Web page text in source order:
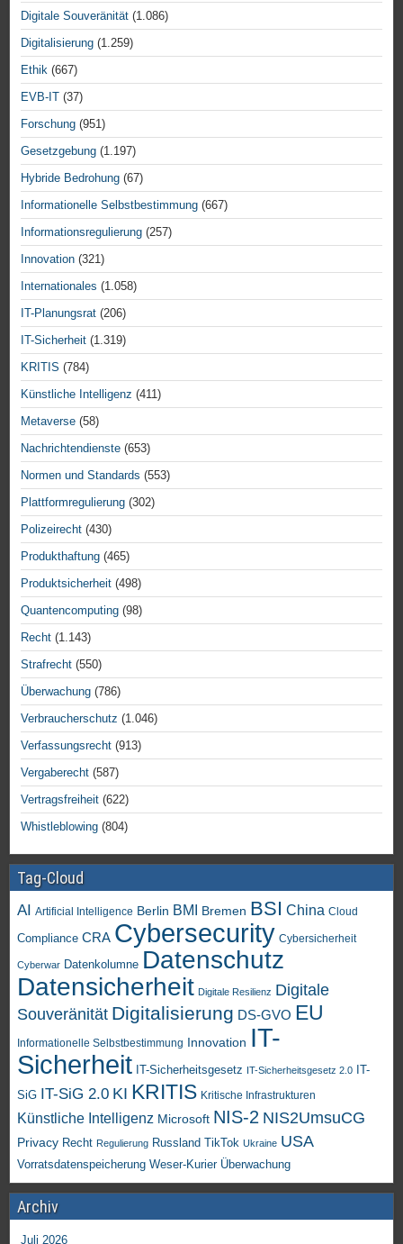
Digitale Souveränität (1.086)
Digitalisierung (1.259)
Ethik (667)
EVB-IT (37)
Forschung (951)
Gesetzgebung (1.197)
Hybride Bedrohung (67)
Informationelle Selbstbestimmung (667)
Informationsregulierung (257)
Innovation (321)
Internationales (1.058)
IT-Planungsrat (206)
IT-Sicherheit (1.319)
KRITIS (784)
Künstliche Intelligenz (411)
Metaverse (58)
Nachrichtendienste (653)
Normen und Standards (553)
Plattformregulierung (302)
Polizeirecht (430)
Produkthaftung (465)
Produktsicherheit (498)
Quantencomputing (98)
Recht (1.143)
Strafrecht (550)
Überwachung (786)
Verbraucherschutz (1.046)
Verfassungsrecht (913)
Vergaberecht (587)
Vertragsfreiheit (622)
Whistleblowing (804)
Tag-Cloud
AI Artificial Intelligence Berlin BMI Bremen BSI China Cloud
Compliance CRA Cybersecurity Cybersicherheit
Cyberwar Datenkolumne Datenschutz
Datensicherheit Digitale Resilienz Digitale
Souveränität Digitalisierung DS-GVO EU
Informationelle Selbstbestimmung Innovation IT-
Sicherheit IT-Sicherheitsgesetz IT-Sicherheitsgesetz 2.0
IT-
SiG IT-SiG 2.0 KI KRITIS Kritische Infrastrukturen
Künstliche Intelligenz Microsoft NIS-2 NIS2UmsuCG
Privacy Recht Regulierung Russland TikTok Ukraine USA
Vorratsdatenspeicherung Weser-Kurier Überwachung
Archiv
Juli 2026